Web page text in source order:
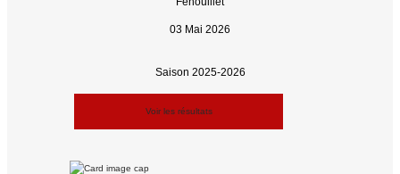
03 Mai 2026
Saison 2025-2026
Voir les résultats